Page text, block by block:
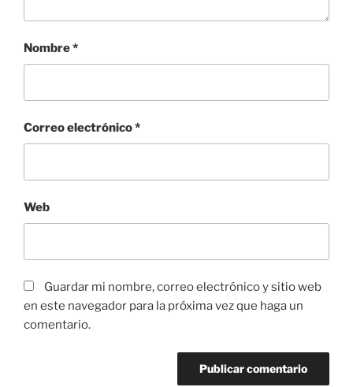
Nombre*
Correo electrónico*
Web
Guardar mi nombre, correo electrónico y sitio web
en este navegador para la próxima vez que haga un
comentario.